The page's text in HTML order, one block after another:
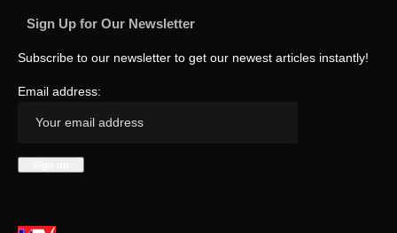
Sign Up for Our Newsletter
Subscribe to our newsletter to get our newest articles instantly!
Email address: